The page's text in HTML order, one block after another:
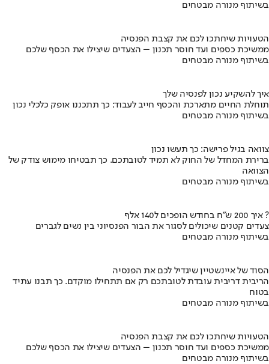
בשיתוף מנורה מבטחים
הטעויות שיחתכו לכם את קצבת הפנסיה
ממשיכת כספים ועד חוסר תכנון – הצעדים שיצילו את הכסף שלכם
בשיתוף מנורה מבטחים
איך להשקיע נכון לפנסיה שלך
תוחלת החיים מתארכת והכסף חייב לעבוד: כך תתכננו אופק כלכלי נכון
בשיתוף מנורה מבטחים
צוואה בגיל פרישה: כך תעשו נכון
ברירת המחדל של החוק לא תמיד לטובתכם. כך תבטיחו מימוש צודק של
הצוואה
בשיתוף מנורה מבטחים
איך 200 ש"ח בחודש הופכים ל140 אלף ?
צעדים קטנים שיכולים לסגור את הבור הפנסיוני בין נשים לגברים
בשיתוף מנורה מבטחים
הסוד של איינשטיין שיגדיל לכם את הפנסיה
הריבית דריבית עובדת לטובתכם רק אם תתחילו מוקדם. כך תבנו עתיד
בטוח
בשיתוף מנורה מבטחים
הטעויות שיחתכו לכם את קצבת הפנסיה
ממשיכת כספים ועד חוסר תכנון – הצעדים שיצילו את הכסף שלכם
בשיתוף מנורה מבטחים